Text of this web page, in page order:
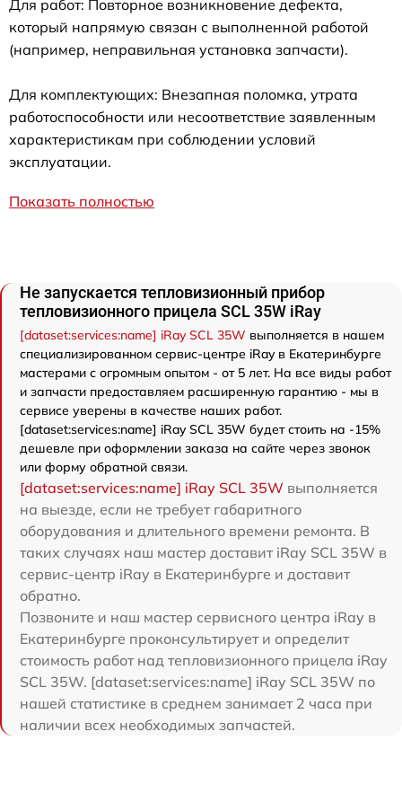
Для работ: Повторное возникновение дефекта,
который напрямую связан с выполненной работой
(например, неправильная установка запчасти).
Для комплектующих: Внезапная поломка, утрата
работоспособности или несоответствие заявленным
характеристикам при соблюдении условий
эксплуатации.
Показать полностью
Не запускается тепловизионный прибор
тепловизионного прицела SCL 35W iRay
[dataset:services:name] iRay SCL 35W выполняется в нашем
специализированном сервис-центре iRay в Екатеринбурге
мастерами с огромным опытом - от 5 лет. На все виды работ
и запчасти предоставляем расширенную гарантию - мы в
сервисе уверены в качестве наших работ.
[dataset:services:name] iRay SCL 35W будет стоить на -15%
дешевле при оформлении заказа на сайте через звонок
или форму обратной связи.
[dataset:services:name] iRay SCL 35W выполняется
на выезде, если не требует габаритного
оборудования и длительного времени ремонта. В
таких случаях наш мастер доставит iRay SCL 35W в
сервис-центр iRay в Екатеринбурге и доставит
обратно.
Позвоните и наш мастер сервисного центра iRay в
Екатеринбурге проконсультирует и определит
стоимость работ над тепловизионного прицела iRay
SCL 35W. [dataset:services:name] iRay SCL 35W по
нашей статистике в среднем занимает 2 часа при
наличии всех необходимых запчастей.